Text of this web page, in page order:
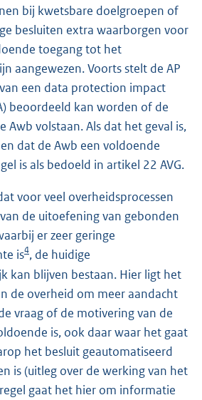
bij kwetsbare doelgroepen of
besluiten extra waarborgen voor
toegang tot het
aangewezen. Voorts stelt de AP
een data protection impact
beoordeeld kan worden of de
Awb volstaan. Als dat het geval is,
dat de Awb een voldoende
is als bedoeld in artikel 22 AVG.
voor veel overheidsprocessen
de uitoefening van gebonden
er zeer geringe
is4, de huidige
kan blijven bestaan. Hier ligt het
de overheid om meer aandacht
vraag of de motivering van de
is, ook daar waar het gaat
het besluit geautomatiseerd
is (uitleg over de werking van het
gaat het hier om informatie